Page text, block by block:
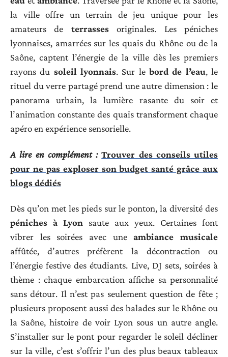
la ville offre un terrain de jeu unique pour les
amateurs de terrassesoriginales. Les péniches
lyonnaises, amarrées sur les quais du Rhône ou de la
Saône, captent l’énergie de la ville dès les premiers
rayons du soleil lyonnais. Sur lebord de l’eau, le
rituel du verre partagé prend une autre dimension : le
panorama urbain, la lumière rasante du soir et
l’animation constante des quais transforment chaque
apéro en expérience sensorielle.
A lire en complément : Trouver des conseils utiles
pour ne pas exploser son budget santé grâce aux
blogs dédiés
Dès qu’on met les pieds sur le ponton, la diversité des
péniches à Lyon saute aux yeux. Certaines font
vibrer les soirées avec uneambiance musicale
affûtée, d’autres préfèrent la décontraction ou
l’énergie festive des étudiants. Live, DJ sets, soirées à
thème : chaque embarcation affiche sa personnalité
sans détour. Il n’est pas seulement question de fête ;
plusieurs proposent aussi des balades sur le Rhône ou
la Saône, histoire de voir Lyon sous un autre angle.
S’installer sur le pont pour regarder le soleil décliner
sur la ville, c’est s’offrir l’un des plus beaux tableaux